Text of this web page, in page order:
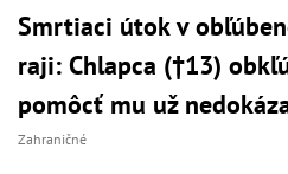
Smrtiaci útok v
raji: Chlapca (†13)
pomôcť mu už
Zahraničné